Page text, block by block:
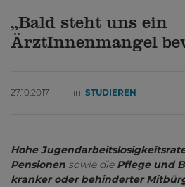
„Bald steht uns ein
ÄrztInnenmangel
27.10.2017 in STUDIEREN
Hohe
Pensionen sowie die Pflege und
kranker oder behinderter